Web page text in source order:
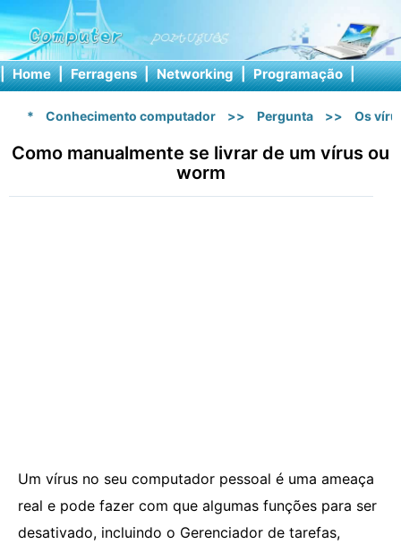
| Home | Ferragens | Networking | Programação |
* Conhecimento computador >> Pergunta >> Os
Como manualmente se livrar de um vírus ou
worm
Um vírus no seu computador pessoal é uma ameaça
real e pode fazer com que algumas funções para ser
desativado, incluindo o Gerenciador de tarefas,